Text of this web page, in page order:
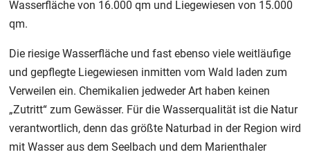
Wasserfläche von 16.000 qm und Liegewiesen von 15.000
qm.
Die riesige Wasserfläche und fast ebenso viele weitläufige
und gepflegte Liegewiesen inmitten vom Wald laden zum
Verweilen ein. Chemikalien jedweder Art haben keinen
„Zutritt“ zum Gewässer. Für die Wasserqualität ist die Natur
verantwortlich, denn das größte Naturbad in der Region wird
mit Wasser aus dem Seelbach und dem Marienthaler